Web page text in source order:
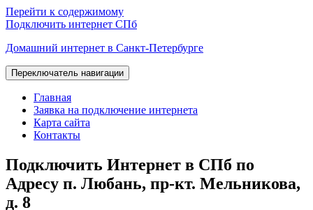
Перейти к содержимому
Подключить интернет СПб
Домашний интернет в Санкт-Петербурге
Переключатель навигации
Главная
Заявка на подключение интернета
Карта сайта
Контакты
Подключить Интернет в СПб по
Адресу п. Любань, пр-кт. Мельникова,
д. 8